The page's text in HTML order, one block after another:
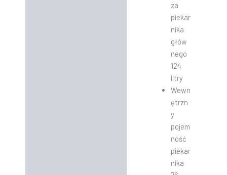
za
piekar
nika
głów
nego
124
litry
Wewn
ętrzn
y
pojem
ność
piekar
nika